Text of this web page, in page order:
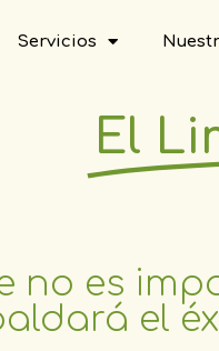
Servicios
El
no es
el